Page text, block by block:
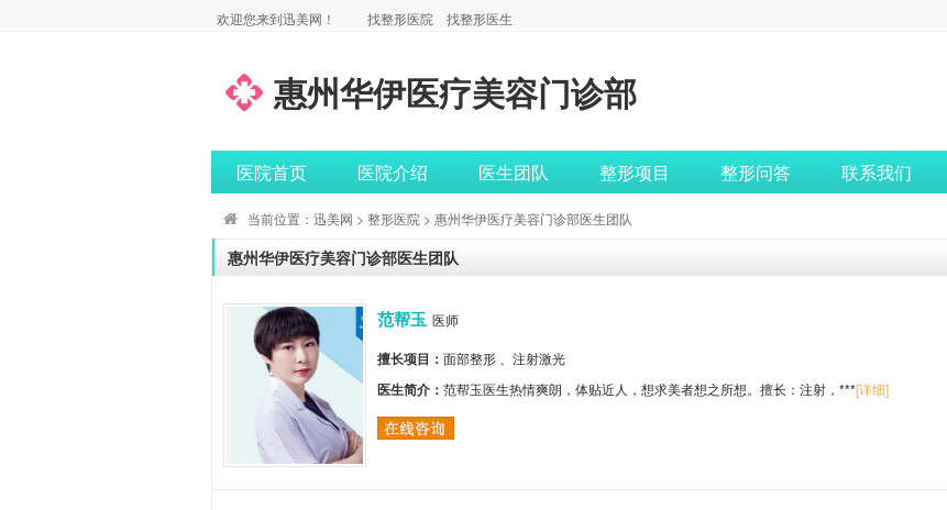
欢迎您来到迅美网！ 找整形医院 找整形医生
惠州华伊医疗美容门诊部
医院首页 医院介绍 医生团队 整形项目 整形问答 联系我们
当前位置： 迅美网 > 整形医院 > 惠州华伊医疗美容门诊部医生团队
惠州华伊医疗美容门诊部医生团队
范帮玉 医师
擅长项目： 面部整形 、注射激光
医生简介： 范帮玉医生热情爽朗，体贴近人，想求美者想之所想。擅长：注射，***[详细]